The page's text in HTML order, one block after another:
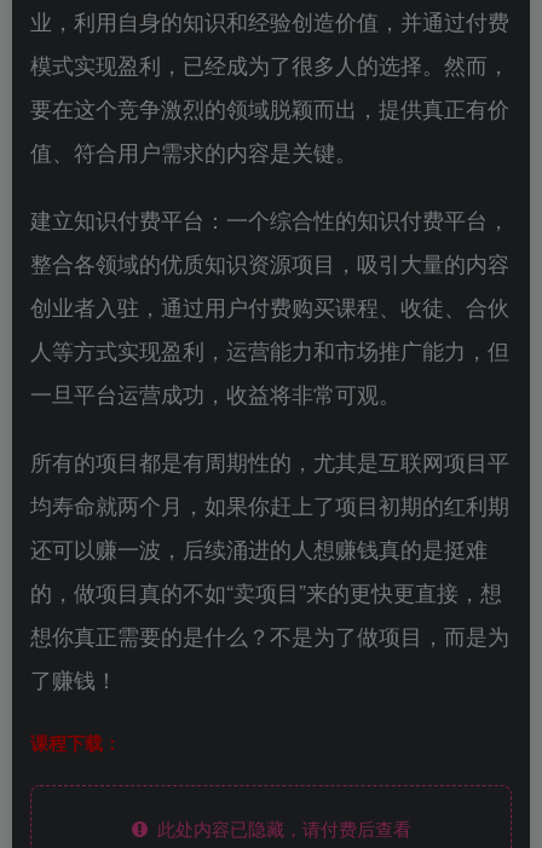
业，利用自身的知识和经验创造价值，并通过付费
模式实现盈利，已经成为了很多人的选择。然而，
要在这个竞争激烈的领域脱颖而出，提供真正有价
值、符合用户需求的内容是关键。
建立知识付费平台：一个综合性的知识付费平台，
整合各领域的优质知识资源项目，吸引大量的内容
创业者入驻，通过用户付费购买课程、收徒、合伙
人等方式实现盈利，运营能力和市场推广能力，但
一旦平台运营成功，收益将非常可观。
所有的项目都是有周期性的，尤其是互联网项目平
均寿命就两个月，如果你赶上了项目初期的红利期
还可以赚一波，后续涌进的人想赚钱真的是挺难
的，做项目真的不如“卖项目”来的更快更直接，想
想你真正需要的是什么？不是为了做项目，而是为
了赚钱！
课程下载：
此处内容已隐藏，请付费后查看